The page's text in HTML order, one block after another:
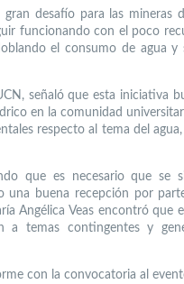
desafío para las mineras
funcionando con el poco
el consumo de agua y
señaló que esta iniciativa
en la comunidad
respecto al tema del
que es necesario que se
una buena recepción por
Angélica Veas encontró que
a temas contingentes y
con la convocatoria al